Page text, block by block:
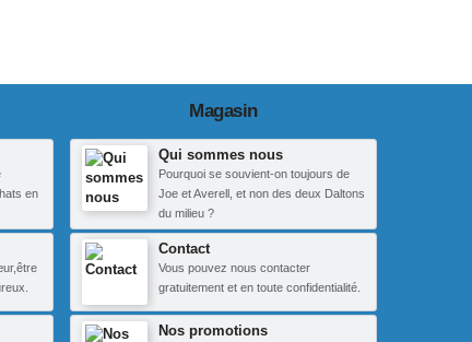
en
Magasin
Qui sommes nous
Pourquoi se souvient-on toujours de
Joe et Averell, et non des deux Daltons
du milieu ?
Contact
Vous pouvez nous contacter
gratuitement et en toute confidentialité.
Nos promotions